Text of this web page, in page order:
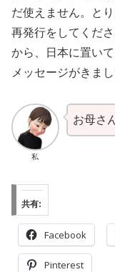
だ使えません。と
再発行をしてくだ
から、日本に置い
メッセージがきまし
私
お母さ
共有:
Facebook
Pinterest